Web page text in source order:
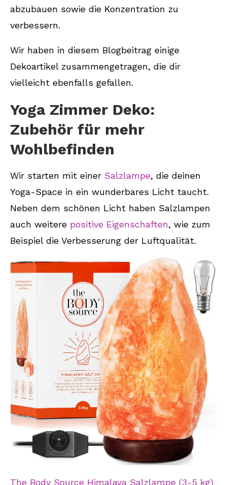
abzubauen sowie die Konzentration zu
verbessern.
Wir haben in diesem Blogbeitrag einige
Dekoartikel zusammengetragen, die dir
vielleicht ebenfalls gefallen.
Yoga Zimmer Deko:
Zubehör für mehr
Wohlbefinden
Wir starten mit einer Salzlampe, die deinen
Yoga-Space in ein wunderbares Licht taucht.
Neben dem schönen Licht haben Salzlampen
auch weitere positive Eigenschaften, wie zum
Beispiel die Verbesserung der Luftqualität.
The Body Source Himalaya Salzlampe (3-5 kg)